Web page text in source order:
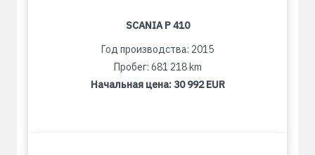
SCANIA P 410
Год производства: 2015
Пробег: 681 218 km
Начальная цена: 30 992 EUR